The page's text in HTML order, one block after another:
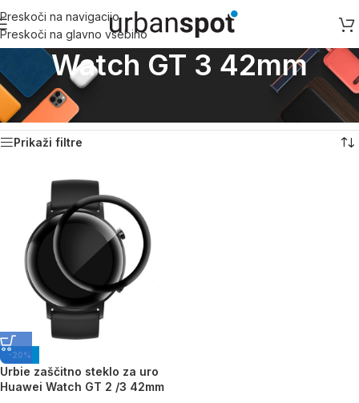
Preskoči na navigacijo
Preskoči na glavno vsebino
Watch GT 3 42mm
Domov/ Huawei/Huawei pametne ure
Watch GT 3 42mm
Prikaz rezultata
Prikaži filtre
-20%
Urbie zaščitno steklo za uro
Huawei Watch GT 2 /3 42mm